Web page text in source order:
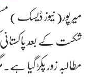
میر پور( نیوز ڈیسک)
شکست کے بعد
مطالبہ زور پکڑ گیا